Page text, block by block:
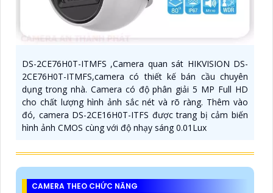
DS-2CE76H0T-ITMFS ,Camera quan sát HIKVISION DS-
2CE76H0T-ITMFS,camera có thiết kế bán cầu chuyên
dụng trong nhà. Camera có độ phân giải 5 MP Full HD
cho chất lượng hình ảnh sắc nét và rõ ràng. Thêm vào
đó, camera DS-2CE16H0T-ITFS được trang bị cảm biến
hình ảnh CMOS cùng với độ nhạy sáng 0.01Lux
CAMERA THEO CHỨC NĂNG